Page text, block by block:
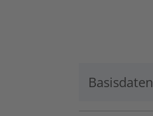
Basisdaten